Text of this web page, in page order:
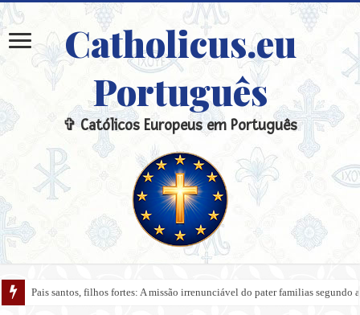
Catholicus.eu
Português
✞ Católicos Europeus em Português
Pais santos, filhos fortes: A missão irrenunciável do pater familias segundo